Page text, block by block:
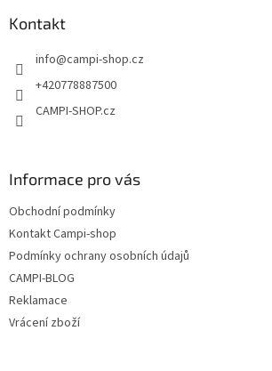
Kontakt
info@campi-shop.cz
+420778887500
CAMPI-SHOP.cz
Informace pro vás
Obchodní podmínky
Kontakt Campi-shop
Podmínky ochrany osobních údajů
CAMPI-BLOG
Reklamace
Vrácení zboží